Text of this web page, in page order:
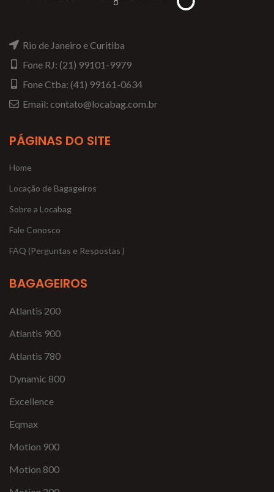
Rio de Janeiro e Curitiba
Fone RJ: (21) 99101-9979
Fone Ctba: (41) 99161-0634
Email: contato@locabag.com.br
PÁGINAS DO SITE
Home
Locação de Bagageiros
Sobre a Locabag
Fale Conosco
FAQ (Perguntas e Respostas )
BAGAGEIROS
Atlantis 200
Atlantis 900
Atlantis 780
Dynamic 800
Excellence
Eqmax
Motion 900
Motion 800